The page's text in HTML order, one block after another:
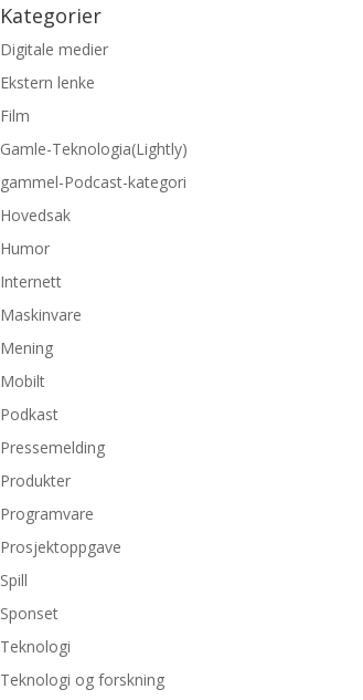
Kategorier
Digitale medier
Ekstern lenke
Film
Gamle-Teknologia(Lightly)
gammel-Podcast-kategori
Hovedsak
Humor
Internett
Maskinvare
Mening
Mobilt
Podkast
Pressemelding
Produkter
Programvare
Prosjektoppgave
Spill
Sponset
Teknologi
Teknologi og forskning